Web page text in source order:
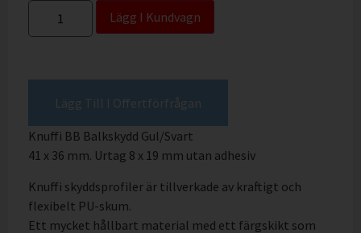
Lägg I Kundvagn
Lägg Till I Offertförfrågan
Knuffi BB Balkskydd Gul/Svart
41 x 36 mm. Urtag 8 x 19 mm utan adhesiv
Knuffi skyddsprofiler är tillverkade av kraftigt och
flexibelt PU-skum.
Ett mycket hållbart material med ett färgskikt som